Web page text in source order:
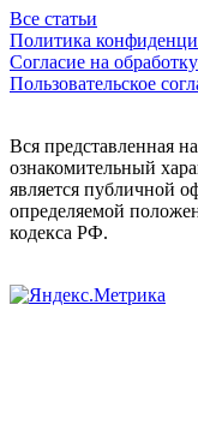
Все статьи
Политика
Согласие на
Пользовательское
Вся представленная
ознакомительный
является публичной
определяемой
кодекса РФ.